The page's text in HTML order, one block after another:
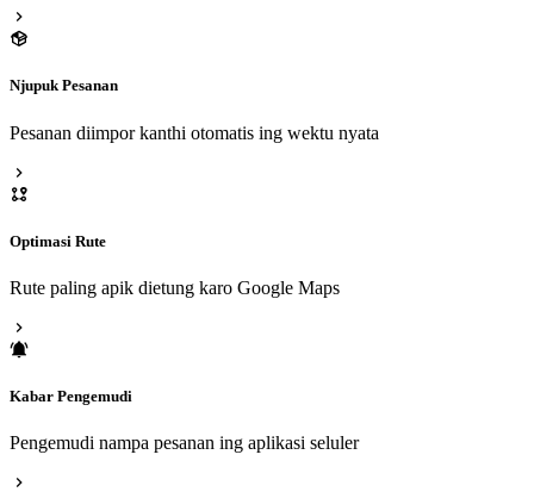
Njupuk Pesanan
Pesanan diimpor kanthi otomatis ing wektu nyata
Optimasi Rute
Rute paling apik dietung karo Google Maps
Kabar Pengemudi
Pengemudi nampa pesanan ing aplikasi seluler